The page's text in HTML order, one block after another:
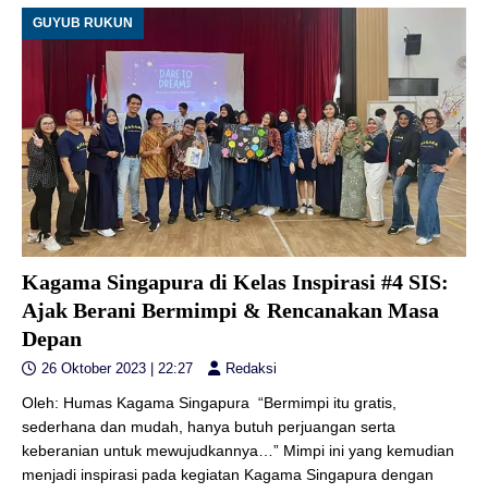
GUYUB RUKUN
Kagama Singapura di Kelas Inspirasi #4 SIS:
Ajak Berani Bermimpi & Rencanakan Masa
Depan
26 Oktober 2023 | 22:27 Redaksi
Oleh: Humas Kagama Singapura “Bermimpi itu gratis,
sederhana dan mudah, hanya butuh perjuangan serta
keberanian untuk mewujudkannya…” Mimpi ini yang kemudian
menjadi inspirasi pada kegiatan Kagama Singapura dengan